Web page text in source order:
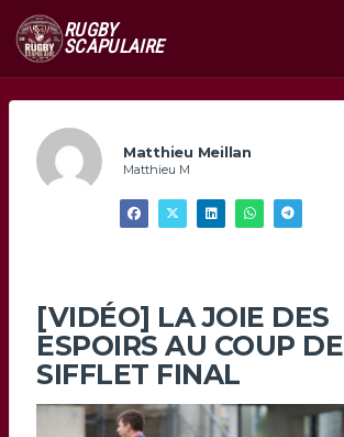
RUGBY
SCAPULAIRE
Matthieu Meillan
Matthieu M
[VIDÉO] LA JOIE DES
ESPOIRS AU COUP DE
SIFFLET FINAL